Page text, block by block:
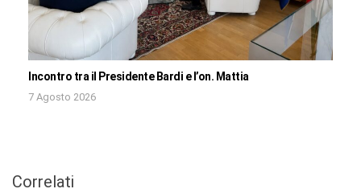
Incontro tra il Presidente Bardi e l’on. Mattia
7 Agosto 2026
Correlati